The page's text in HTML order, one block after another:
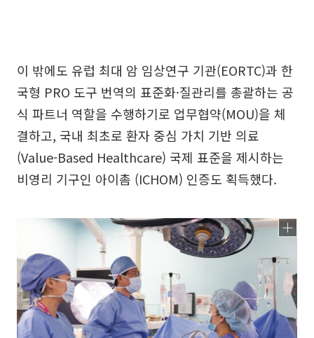
이 밖에도 유럽 최대 암 임상연구 기관(EORTC)과 한
국형 PRO 도구 번역의 표준화·질관리를 총괄하는 공
식 파트너 역할을 수행하기로 업무협약(MOU)을 체
결하고, 국내 최초로 환자 중심 가치 기반 의료
(Value-Based Healthcare) 국제 표준을 제시하는
비영리 기구인 아이촘 (ICHOM) 인증도 획득했다.